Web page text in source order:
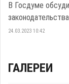
В Госдуме
законодательства
24.03.2023 10:42
ГАЛЕРЕИ